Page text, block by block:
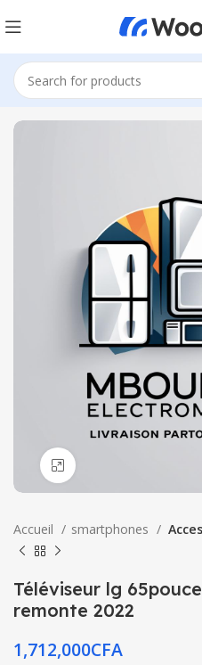
Accueil smartphones
Téléviseur lg
remonte 2022
1,712,000CFA